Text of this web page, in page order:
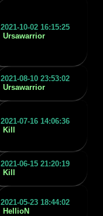
2021-10-02 16:15:25
Ursawarrior
2021-08-10 23:53:02
Ursawarrior
2021-07-16 14:06:36
Kill
2021-06-15 21:20:19
Kill
2021-05-23 18:44:02
HellioN